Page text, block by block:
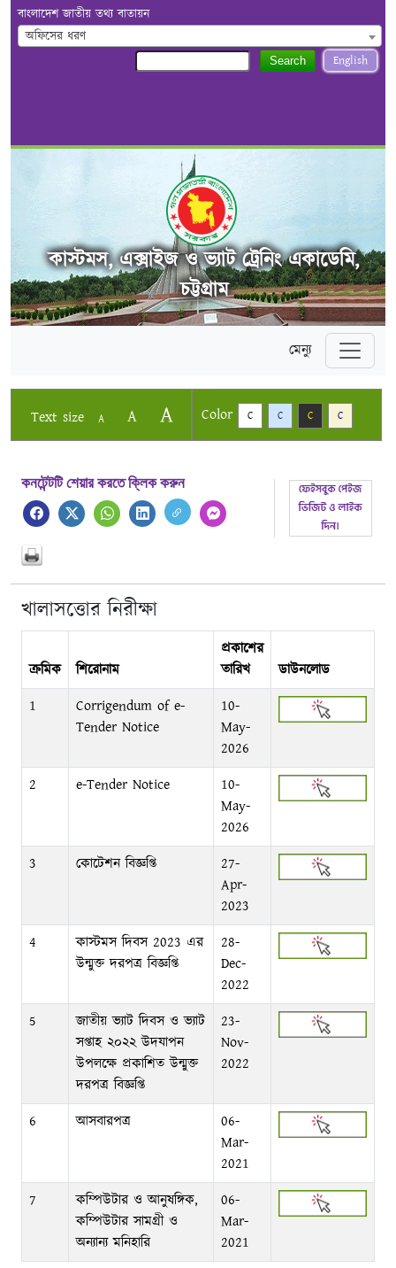
বাংলাদেশ জাতীয় তথ্য বাতায়ন
অফিসের ধরণ
English
Search
কাস্টমস, এক্সাইজ ও ভ্যাট ট্রেনিং একাডেমি,
চট্টগ্রাম
মেন্যু
Text size A A A Color C C C C
কনটেন্টটি শেয়ার করতে ক্লিক করুন
খালাসত্তোর নিরীক্ষা
ক্রমিক শিরোনাম
প্রকাশের
তারিখ
ডাউনলোড
1
Corrigendum of e-
Tender Notice
10-
May-
2026
2
e-Tender Notice
10-
May-
2026
3
কোটেশন বিজ্ঞপ্তি
27-
Apr-
2023
4
কাস্টমস দিবস 2023 এর
উন্মুক্ত দরপত্র বিজ্ঞপ্তি
28-
Dec-
2022
5
জাতীয় ভ্যাট দিবস ও ভ্যাট
সপ্তাহ ২০২২ উদযাপন
উপলক্ষে প্রকাশিত উন্মুক্ত
দরপত্র বিজ্ঞপ্তি
23-
Nov-
2022
6 আসবারপত্র
06-
Mar-
2021
7
কম্পিউটার ও আনুষঙ্গিক,
কম্পিউটার সামগ্রী ও
অন্যান্য মনিহারি
06-
Mar-
2021